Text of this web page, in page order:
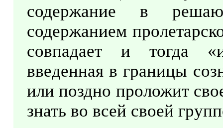
содержание в
содержанием
совпадает и тогда
введенная в границы
или поздно проложит
знать во всей своей